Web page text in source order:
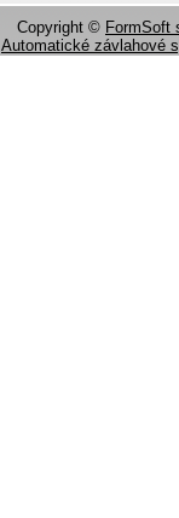
Copyright © FormSoft
Automatické závlahové